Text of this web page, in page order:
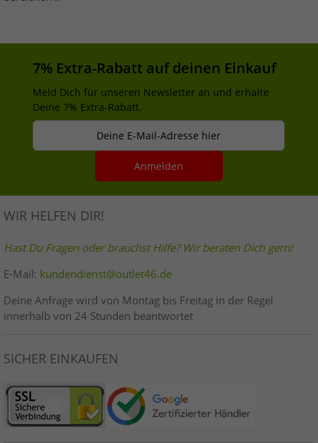
7% Extra-Rabatt auf deinen Einkauf
Meld Dich für unseren Newsletter an und erhalte
Deine 7% Extra-Rabatt.
Deine E-Mail-Adresse hier
Anmelden
WIR HELFEN DIR!
Hast Du Fragen oder brauchst Hilfe? Wir beraten Dich gern!
E-Mail: kundendienst@outlet46.de
Deine Anfrage wird von Montag bis Freitag in der Regel
innerhalb von 24 Stunden beantwortet
SICHER EINKAUFEN